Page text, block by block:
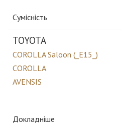
Сумісність
TOYOTA
COROLLA Saloon (_E15_)
COROLLA
AVENSIS
Докладніше